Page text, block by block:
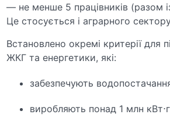
— не менше 5 працівників (разом
Це стосується і аграрного
Встановлено окремі критерії для
ЖКГ та енергетики, які:
забезпечують
виробляють понад 1 млн